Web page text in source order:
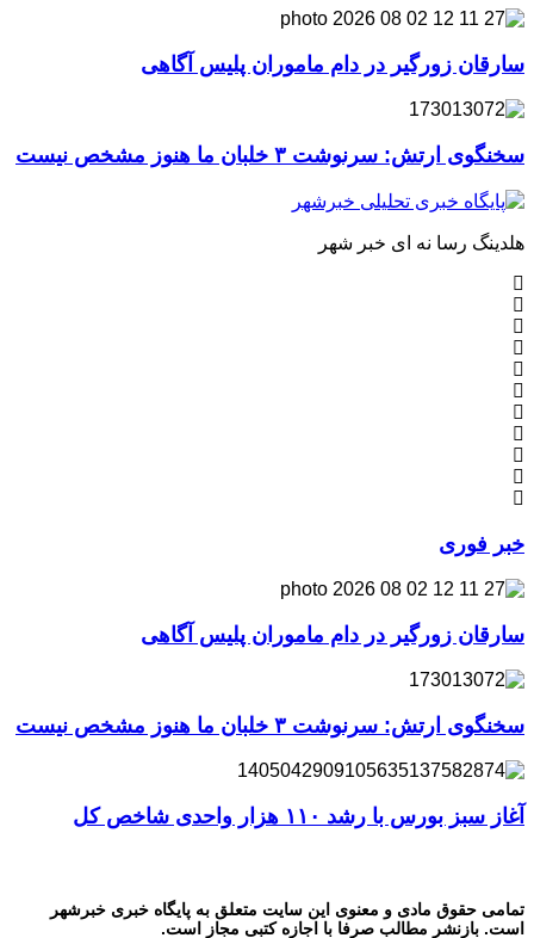
سارقان زورگیر در دام ماموران پلیس آگاهی
سخنگوی ارتش: سرنوشت ۳ خلبان ما هنوز مشخص نیست
هلدینگ رسا نه ای خبر شهر
خبر فوری
سارقان زورگیر در دام ماموران پلیس آگاهی
سخنگوی ارتش: سرنوشت ۳ خلبان ما هنوز مشخص نیست
آغاز سبز بورس با رشد ۱۱۰ هزار واحدی شاخص کل
تمامی حقوق مادی و معنوی این سایت متعلق به پایگاه خبری خبرشهر
است. بازنشر مطالب صرفا با اجازه کتبی مجاز است.